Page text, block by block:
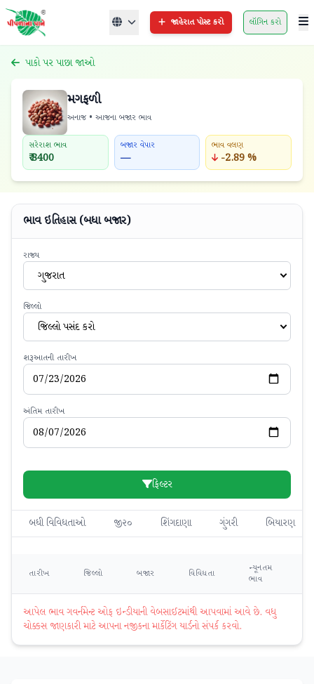
જાહેરાત પોસ્ટ કરો લૉગિન કરો
પાકો પર પાછા જાઓ
મગફળી
અનાજ • આજના બજાર ભાવ
સરેરાશ ભાવ
₹ 8400
બજાર વેપાર
—
ભાવ વલણ
-2.89 %
ભાવ ઇતિહાસ (બધા બજાર)
રાજ્ય
ગુજરાત
જિલ્લો
જિલ્લો પસંદ કરો
શરૂઆતની તારીખ
અંતિમ તારીખ
ફિલ્ટર
બધી વિવિધતાઓ જી૨૦ શિંગદાણા ગુંગરી બિયારણ
તારીખ જિલ્લો બજાર વિવિધતા
ન્યૂનતમ
ભાવ
આપેલ ભાવ ગવર્નમેન્ટ ઓફ ઇન્ડીયાની વેબસાઈટમાંથી આપવામાં આવે છે. વધુ
ચોક્કસ જાણકારી માટે આપના નજીકના માર્કેટિંગ યાર્ડનો સંપર્ક કરવો.